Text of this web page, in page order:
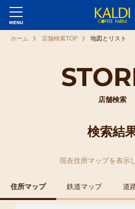
店舗検索
ホーム 店舗検索TOP 地図とリスト
検索結
現在住所マップを表示
住所マップ 鉄道マップ 道